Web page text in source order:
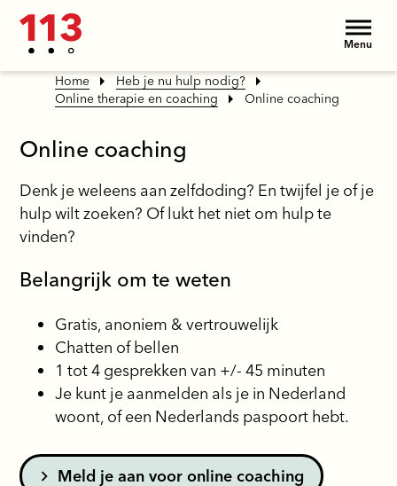
Menu
Home
Heb je nu hulp nodig?
Online therapie en coaching
Online coaching
Online coaching
Denk je weleens aan zelfdoding? En twijfel je of je
hulp wilt zoeken? Of lukt het niet om hulp te
vinden?
Belangrijk om te weten
Gratis, anoniem & vertrouwelijk
Chatten of bellen
1 tot 4 gesprekken van +/- 45 minuten
Je kunt je aanmelden als je in Nederland
woont, of een Nederlands paspoort hebt.
Meld je aan voor online coaching